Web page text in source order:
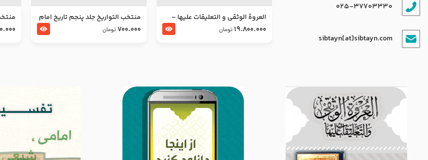
025-37703330
sibtayn[at]sibtayn.com
العروة الوثقى و التعليقات عليها –
طرح جدید
19.800.000 تومان
منتخب التواریخ جلد پنجم تاریخ امام
جعفر صادق و امام موسی بن جعفر
700.000 تومان
زین